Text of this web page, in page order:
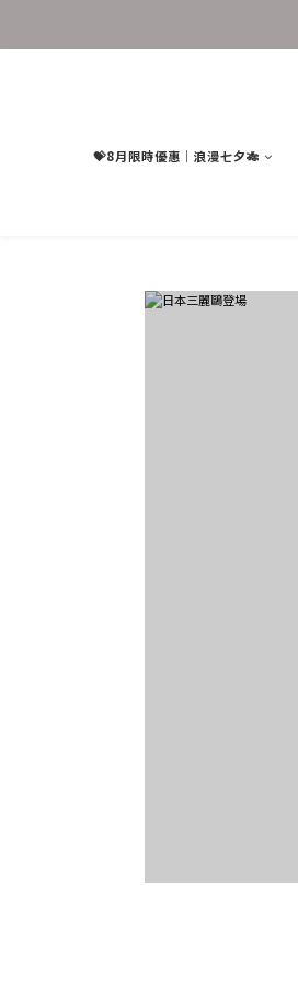
💝8月限時優惠｜浪漫七夕🎋